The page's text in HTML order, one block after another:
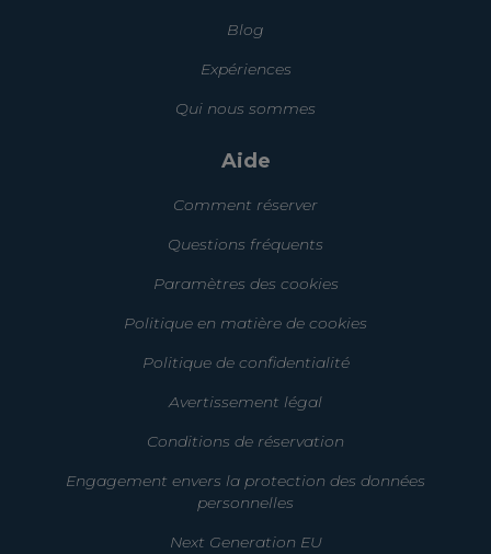
Blog
Expériences
Qui nous sommes
Aide
Comment réserver
Questions fréquents
Paramètres des cookies
Politique en matière de cookies
Politique de confidentialité
Avertissement légal
Conditions de réservation
Engagement envers la protection des données
personnelles
Next Generation EU